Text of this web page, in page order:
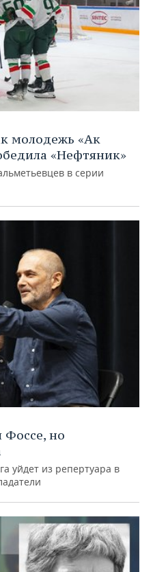
молодежь «Ак
«Нефтяник»
в серии
Фоссе, но
уйдет из репертуара в